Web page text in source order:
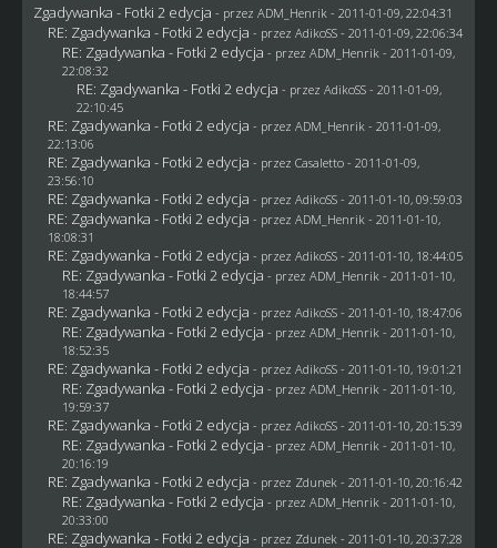
Zgadywanka - Fotki 2 edycja - przez ADM_Henrik - 2011-01-09, 22:04:31
RE: Zgadywanka - Fotki 2 edycja - przez AdikoSS - 2011-01-09, 22:06:34
RE: Zgadywanka - Fotki 2 edycja - przez ADM_Henrik - 2011-01-09,
22:08:32
RE: Zgadywanka - Fotki 2 edycja - przez AdikoSS - 2011-01-09,
22:10:45
RE: Zgadywanka - Fotki 2 edycja - przez ADM_Henrik - 2011-01-09,
22:13:06
RE: Zgadywanka - Fotki 2 edycja - przez Casaletto- 2011-01-09,
23:56:10
RE: Zgadywanka - Fotki 2 edycja - przez AdikoSS - 2011-01-10, 09:59:03
RE: Zgadywanka - Fotki 2 edycja - przez ADM_Henrik - 2011-01-10,
18:08:31
RE: Zgadywanka - Fotki 2 edycja - przez AdikoSS - 2011-01-10, 18:44:05
RE: Zgadywanka - Fotki 2 edycja - przez ADM_Henrik - 2011-01-10,
18:44:57
RE: Zgadywanka - Fotki 2 edycja - przez AdikoSS - 2011-01-10, 18:47:06
RE: Zgadywanka - Fotki 2 edycja - przez ADM_Henrik - 2011-01-10,
18:52:35
RE: Zgadywanka - Fotki 2 edycja - przez AdikoSS - 2011-01-10, 19:01:21
RE: Zgadywanka - Fotki 2 edycja - przez ADM_Henrik - 2011-01-10,
19:59:37
RE: Zgadywanka - Fotki 2 edycja - przez AdikoSS - 2011-01-10, 20:15:39
RE: Zgadywanka - Fotki 2 edycja - przez ADM_Henrik - 2011-01-10,
20:16:19
RE: Zgadywanka - Fotki 2 edycja - przez Zdunek - 2011-01-10, 20:16:42
RE: Zgadywanka - Fotki 2 edycja - przez ADM_Henrik - 2011-01-10,
20:33:00
RE: Zgadywanka - Fotki 2 edycja - przez Zdunek - 2011-01-10, 20:37:28